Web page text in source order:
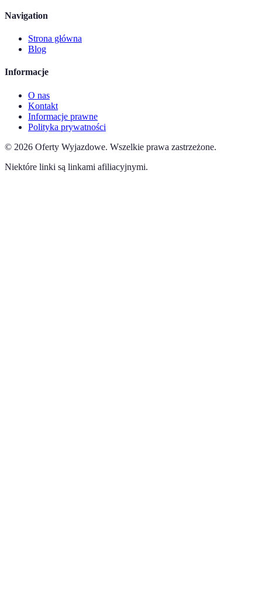
Navigation
Strona główna
Blog
Informacje
O nas
Kontakt
Informacje prawne
Polityka prywatności
© 2026 Oferty Wyjazdowe. Wszelkie prawa zastrzeżone.
Niektóre linki są linkami afiliacyjnymi.